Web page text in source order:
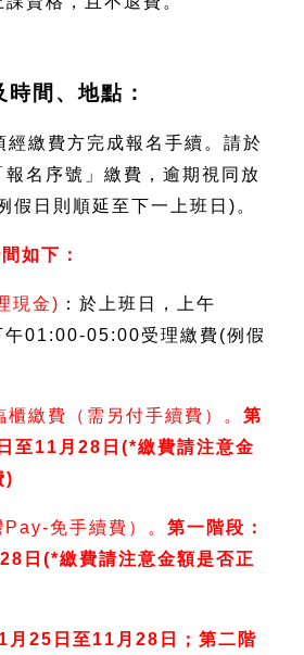
間、地點：
經繳費方完成報名手續。請於
名序號」繳費，逾期視同放
假日則順延至下一上班日)。
如下：
現金) ：於上班日，上午
01:00-05:00受理繳費(例假
櫃繳費（需另付手續費）。 第
至11月28日(*繳費請注意金
)
免手續費）。 第一階段：
日(*繳費請注意金額是否正
月25日至11月28日；第二階